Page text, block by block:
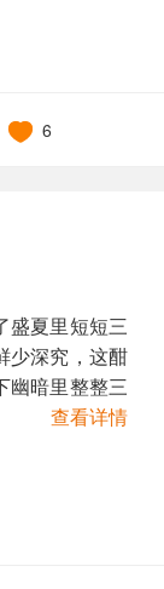
6
盛夏里短短三
少深究，这酣
幽暗里整整三
查看详情